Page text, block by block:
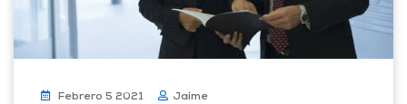
Febrero 5 2021 Jaime